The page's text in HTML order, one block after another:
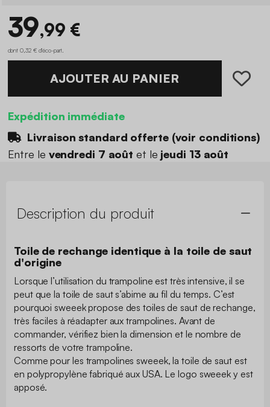
39,99 €
dont 0,32 € d'éco-part
AJOUTER AU PANIER
Expédition immédiate
Livraison standard offerte (voir conditions)
Entre le vendredi 7 août et le jeudi 13 août
Description du produit
Toile de rechange identique à la toile de saut
d'origine
Lorsque l’utilisation du trampoline est très intensive, il se
peut que la toile de saut s’abime au fil du temps. C’est
pourquoi sweeek propose des toiles de saut de rechange,
très faciles à réadapter aux trampolines. Avant de
commander, vérifiez bien la dimension et le nombre de
ressorts de votre trampoline.
Comme pour les trampolines sweeek, la toile de saut est
en polypropylène fabriqué aux USA. Le logo sweeek y est
apposé.